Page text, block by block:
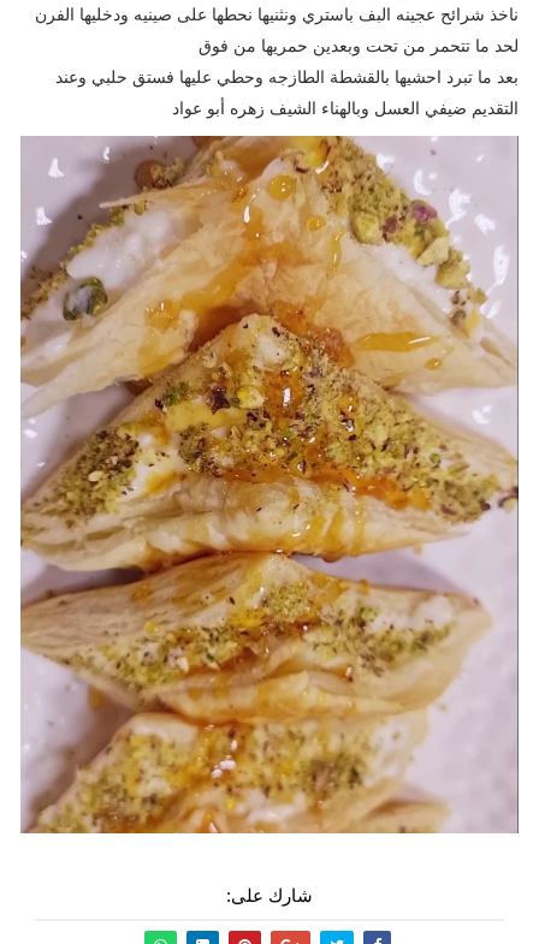
ناخذ شرائح عجينه البف باستري ونثنيها نحطها على صينيه ودخليها الفرن
لحد ما تتحمر من تحت وبعدين حمريها من فوق
بعد ما تبرد احشيها بالقشطة الطازجه وحطي عليها فستق حلبي وعند
التقديم ضيفي العسل وبالهناء الشيف زهره أبو عواد
شارك على: